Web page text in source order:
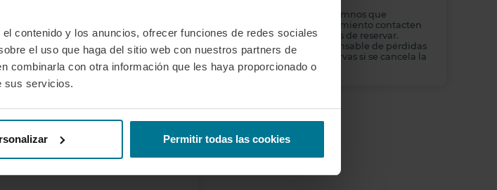
contenido y los anuncios, ofrecer funciones de redes sociales
el uso que haga del sitio web con nuestros partners de
combinarla con otra información que les haya proporcionado o
sus servicios.
Permitir todas las cookies
Recomendamos que los alumnos que
necesiten transporte o alojamiento contacten
con atención al cliente antes de reservar.
Padelmba no se hace responsable de pérdidas
económicas por dichas reservas si se cancela la
formación presencial.